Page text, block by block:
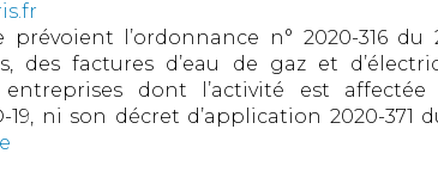
prévoient l’ordonnance n° 2020-316
des factures d’eau de gaz et
entreprises dont l’activité est
19, ni son décret d’application 2020-371